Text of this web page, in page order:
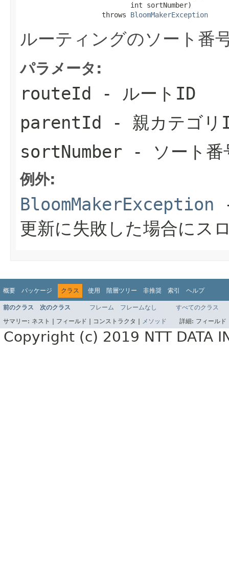
                           int sortNumber)
                    throws
BloomMakerException
ルーティングのソート番
パラメータ:
routeId - ルートID
parentId - 親カテゴリ
sortNumber - ソート番
例外:
BloomMakerException
更新に失敗した場合にス
概要 パッケージ クラス 使用 階層ツリー 非推奨 索引 ヘルプ
前のクラス 次のクラス フレーム フレームなし
すべてのクラス
サマリー: ネスト | フィールド | コンストラクタ | メソッド 詳細: フィール
Copyright (c) 2019 NTT DATA